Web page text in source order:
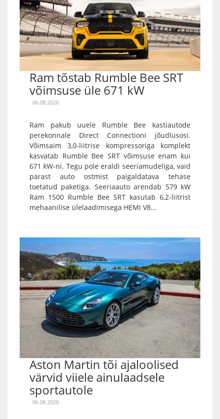
Ram tõstab Rumble Bee SRT
võimsuse üle 671 kW
06.08.2026
Ram pakub uuele Rumble Bee kastiautode
perekonnale Direct Connectioni jõudlusosi.
Võimsaim 3,0-liitrise kompressoriga komplekt
kasvatab Rumble Bee SRT võimsuse enam kui
671 kW-ni. Tegu pole eraldi seeriamudeliga, vaid
pärast auto ostmist paigaldatava tehase
toetatud paketiga. Seeriaauto arendab 579 kW
Ram 1500 Rumble Bee SRT kasutab 6,2-liitrist
mehaanilise ülelaadimisega HEMI V8...
Aston Martin tõi ajaloolised
värvid viiele ainulaadsele
sportautole
06.08.2026